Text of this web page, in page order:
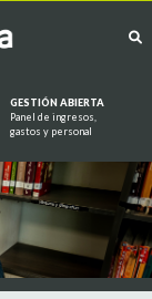
GESTIÓN ABIERTA
Panel de ingresos,
gastos y personal